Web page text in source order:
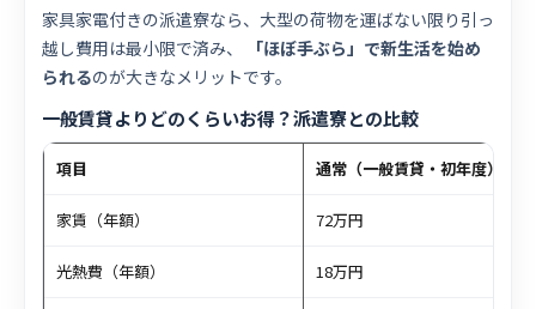
家具家電付きの派遣寮なら、大型の荷物を運ばない限り引っ
越し費用は最小限で済み、
「ほぼ手ぶら」で新生活を始め
られるのが大きなメリットです。
一般賃貸よりどのくらいお得？派遣寮との比較
項目 通常（一般賃貸・初年度）
家賃（年額） 72万円
光熱費（年額） 18万円